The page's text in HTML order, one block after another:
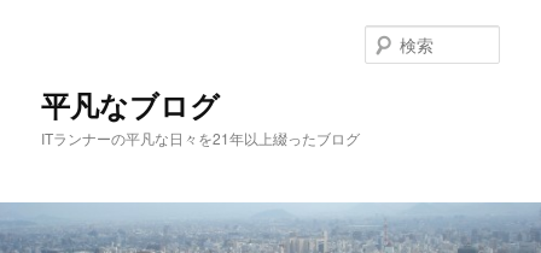
移
動
平凡なブログ
ITランナーの平凡な日々を21年以上綴ったブログ
索